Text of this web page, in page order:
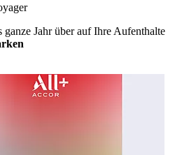
ganze Jahr über auf Ihre Aufenthalte